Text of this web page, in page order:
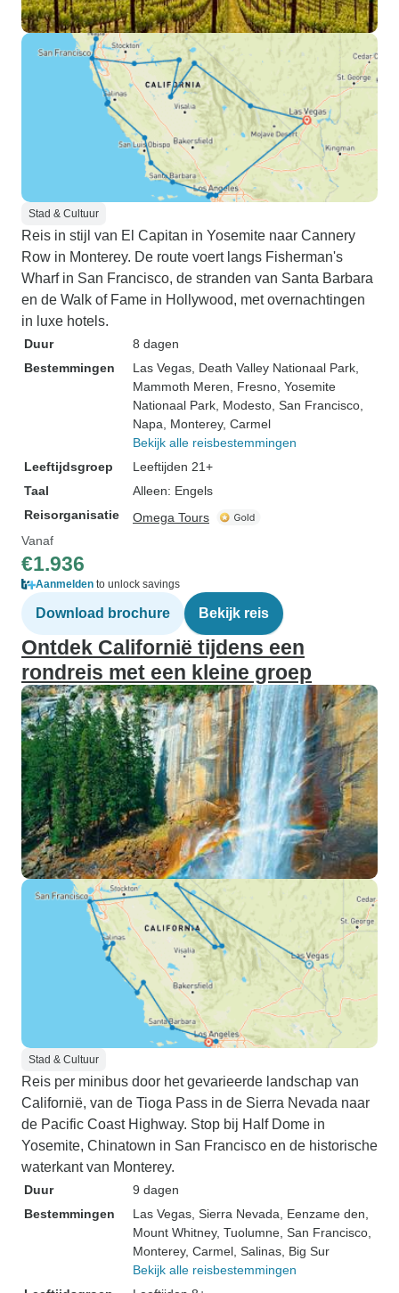
Stad & Cultuur
Reis in stijl van El Capitan in Yosemite naar Cannery
Row in Monterey. De route voert langs Fisherman's
Wharf in San Francisco, de stranden van Santa Barbara
en de Walk of Fame in Hollywood, met overnachtingen
in luxe hotels.
Duur
8 dagen
Bestemmingen
Las Vegas , Death Valley Nationaal Park
Mammoth Meren , Fresno , Yosemite
Nationaal Park , Modesto , San Francisco
Napa , Monterey, Carmel
Bekijk alle reisbestemmingen
Leeftijdsgroep
Leeftijden 21+
Taal
Alleen: Engels
Reisorganisatie
Omega Tours
Vanaf
€1.936
Aanmelden to unlock savings
Download brochure Bekijk reis
Ontdek Californië tijdens een
rondreis met een kleine groep
Stad & Cultuur
Reis per minibus door het gevarieerde landschap van
Californië, van de Tioga Pass in de Sierra Nevada naar
de Pacific Coast Highway. Stop bij Half Dome in
Yosemite, Chinatown in San Francisco en de historische
waterkant van Monterey.
Duur
9 dagen
Bestemmingen
Las Vegas , Sierra Nevada , Eenzame den
Mount Whitney, Tuolumne , San Francisco
Monterey, Carmel , Salinas , Big Sur
Bekijk alle reisbestemmingen